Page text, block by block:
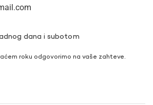
dana i subotom
roku odgovorimo na vaše zahteve.